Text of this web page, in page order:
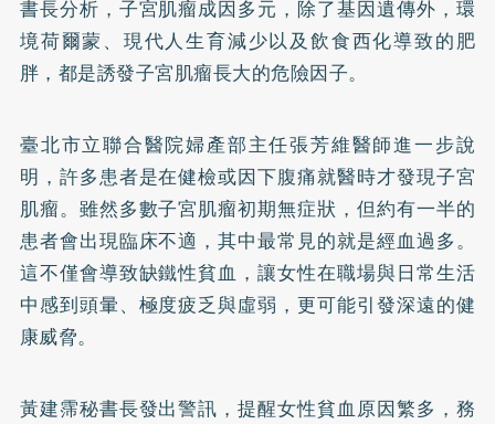
書長分析，子宮肌瘤成因多元，除了基因遺傳外，環
境荷爾蒙、現代人生育減少以及飲食西化導致的肥
胖，都是誘發子宮肌瘤長大的危險因子。
臺北市立聯合醫院婦產部主任張芳維醫師進一步說
明，許多患者是在健檢或因下腹痛就醫時才發現子宮
肌瘤。雖然多數子宮肌瘤初期無症狀，但約有一半的
患者會出現臨床不適，其中最常見的就是經血過多。
這不僅會導致缺鐵性貧血，讓女性在職場與日常生活
中感到頭暈、極度疲乏與虛弱，更可能引發深遠的健
康威脅。
黃建霈秘書長發出警訊，提醒女性貧血原因繁多，務